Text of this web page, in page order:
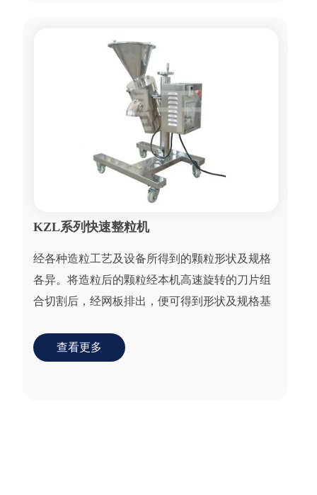
KZL系列快速整粒机
经各种造粒工艺及设备所得到的颗粒形状及规格
各异。将造粒后的颗粒经本机高速旋转的刀片组
合切割后，经网板排出，便可得到形状及规格基
查看更多